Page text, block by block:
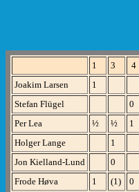
1 3 4
Joakim Larsen
1
Stefan Flügel 0
Per Lea ½ ½ 1
Holger Lange 1
Jon Kielland-Lund 0
Frode Høva 1 (1) 0